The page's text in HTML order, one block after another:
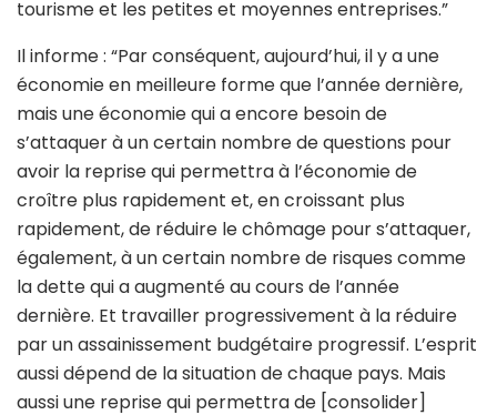
tourisme et les petites et moyennes entreprises.”
Il informe : “Par conséquent, aujourd’hui, il y a une
économie en meilleure forme que l’année dernière,
mais une économie qui a encore besoin de
s’attaquer à un certain nombre de questions pour
avoir la reprise qui permettra à l’économie de
croître plus rapidement et, en croissant plus
rapidement, de réduire le chômage pour s’attaquer,
également, à un certain nombre de risques comme
la dette qui a augmenté au cours de l’année
dernière. Et travailler progressivement à la réduire
par un assainissement budgétaire progressif. L’esprit
aussi dépend de la situation de chaque pays. Mais
aussi une reprise qui permettra de [consolider]